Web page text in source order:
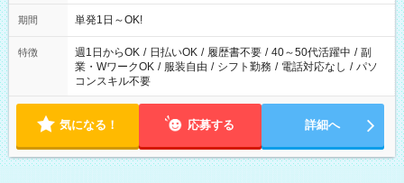
期間 単発1日～OK!
特徴 週1日からOK / 日払いOK / 履歴書不要 / 40～50代活躍中 / 副
業・WワークOK / 服装自由 / シフト勤務 / 電話対応なし / パソ
コンスキル不要
気になる！ 応募する 詳細へ